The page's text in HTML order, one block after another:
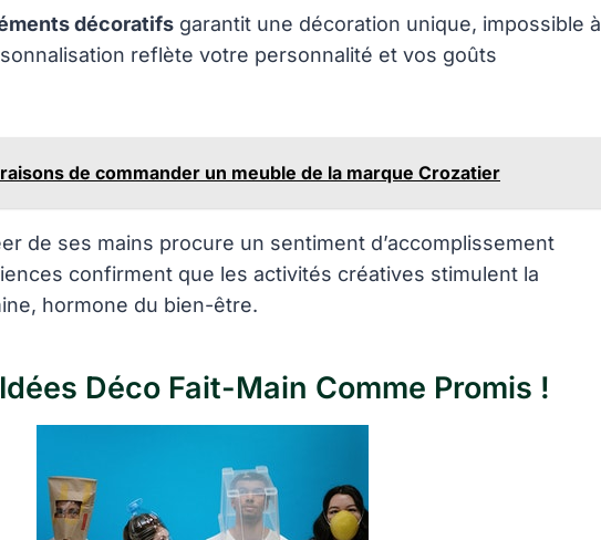
décoratifs garantit une décoration unique, impossible à
reflète votre personnalité et vos goûts
de commander un meuble de la marque Crozatier
de ses mains procure un sentiment d’accomplissement
confirment que les activités créatives stimulent la
hormone du bien-être.
Déco Fait-Main Comme Promis !